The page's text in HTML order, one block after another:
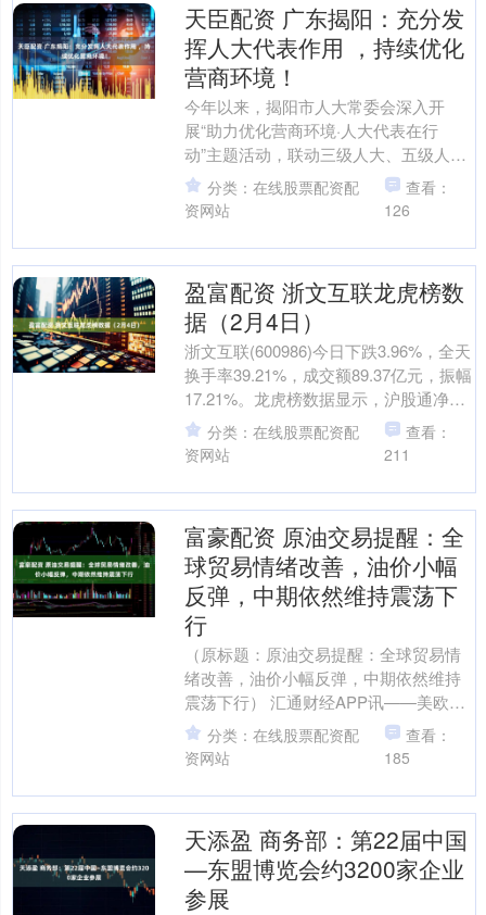
天臣配资 广东揭阳：充分发
挥人大代表作用 ，持续优化
营商环境！
今年以来，揭阳市人大常委会深入开
展“助力优化营商环境·人大代表在行
动”主题活动，联动三级人大、五级人大
代表，开展代表视察、调研、走访、进
联络站等活动，深入产业企....
分类：在线股票配资配
资网站
查看：
126
盈富配资 浙文互联龙虎榜数
据（2月4日）
浙文互联(600986)今日下跌3.96%，全天
换手率39.21%，成交额89.37亿元，振幅
17.21%。龙虎榜数据显示，沪股通净买
入1.39亿元，营业部席位....
分类：在线股票配资配
资网站
查看：
211
富豪配资 原油交易提醒：全
球贸易情绪改善，油价小幅
反弹，中期依然维持震荡下
行
（原标题：原油交易提醒：全球贸易情
绪改善，油价小幅反弹，中期依然维持
震荡下行） 汇通财经APP讯——美欧贸
易协议达成，缓解全球经济放缓担忧美
国与欧盟于周日达成贸....
分类：在线股票配资配
资网站
查看：
185
天添盈 商务部：第22届中国
—东盟博览会约3200家企业
参展